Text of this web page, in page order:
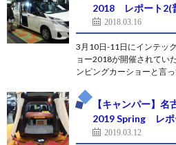
2018 レポート2(
2018.03.16
3月10日-11日にインテッ
ョー2018が開催されてい
ンピングカーショーと言
【キャンパー】
2019 Spring レポ
2019.03.12